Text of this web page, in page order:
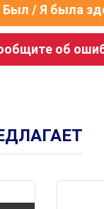
Был / Я была
об